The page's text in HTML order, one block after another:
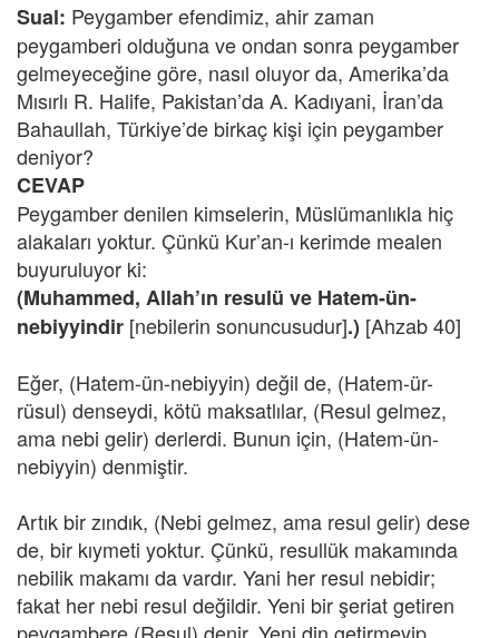
Sual: Peygamber efendimiz, ahir zaman
peygamberi olduğuna ve ondan sonra peygamber
gelmeyeceğine göre, nasıl oluyor da, Amerika’da
Mısırlı R. Halife, Pakistan’da A. Kadıyani, İran’da
Bahaullah, Türkiye’de birkaç kişi için peygamber
deniyor?
CEVAP
Peygamber denilen kimselerin, Müslümanlıkla hiç
alakaları yoktur. Çünkü Kur’an-ı kerimde mealen
buyuruluyor ki:
(Muhammed, Allah’ın resulü ve Hatem-ün-
nebiyyindir [nebilerin sonuncusudur].) [Ahzab 40]
Eğer, (Hatem-ün-nebiyyin) değil de, (Hatem-ür-
rüsul) denseydi, kötü maksatlılar, (Resul gelmez,
ama nebi gelir) derlerdi. Bunun için, (Hatem-ün-
nebiyyin) denmiştir.
Artık bir zındık, (Nebi gelmez, ama resul gelir) dese
de, bir kıymeti yoktur. Çünkü, resullük makamında
nebilik makamı da vardır. Yani her resul nebidir;
fakat her nebi resul değildir. Yeni bir şeriat getiren